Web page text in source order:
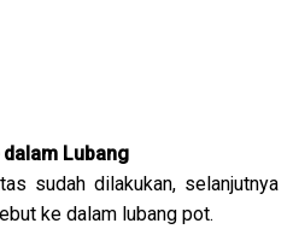
Lubang
sudah dilakukan, selanjutnya
ke dalam lubang pot.